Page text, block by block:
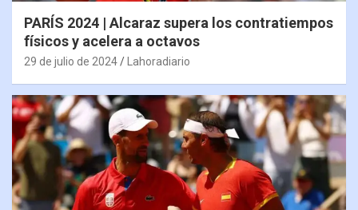
PARÍS 2024 | Alcaraz supera los contratiempos
físicos y acelera a octavos
29 de julio de 2024 Lahoradiario